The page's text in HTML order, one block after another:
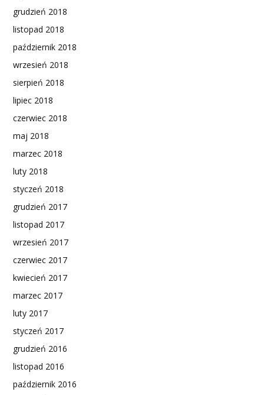
grudzień 2018
listopad 2018
październik 2018
wrzesień 2018
sierpień 2018
lipiec 2018
czerwiec 2018
maj 2018
marzec 2018
luty 2018
styczeń 2018
grudzień 2017
listopad 2017
wrzesień 2017
czerwiec 2017
kwiecień 2017
marzec 2017
luty 2017
styczeń 2017
grudzień 2016
listopad 2016
październik 2016